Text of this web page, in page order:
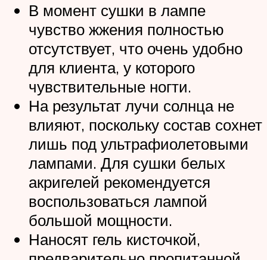
В момент сушки в лампе
чувство жжения полностью
отсутствует, что очень удобно
для клиента, у которого
чувствительные ногти.
На результат лучи солнца не
влияют, поскольку состав сохнет
лишь под ультрафиолетовыми
лампами. Для сушки белых
акригелей рекомендуется
воспользоваться лампой
большой мощности.
Наносят гель кисточкой,